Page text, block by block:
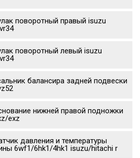
поворотный правый isuzu
поворотный левый isuzu
балансира задней подвески
нижней правой подножки
exz
давления и температуры
6wf1/6hk1/4hk1 isuzu/hitachi r